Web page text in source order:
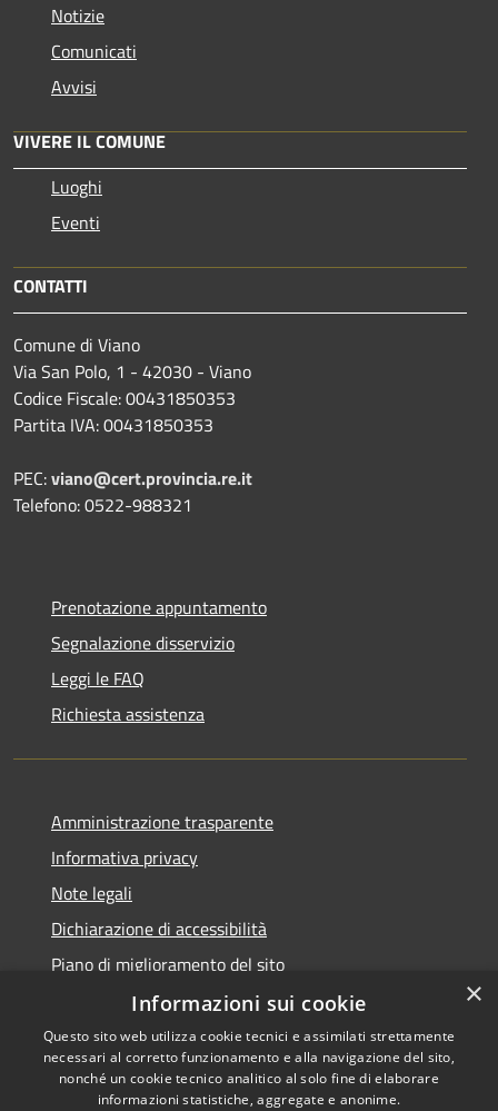
Notizie
Comunicati
Avvisi
VIVERE IL COMUNE
Luoghi
Eventi
CONTATTI
Comune di Viano
Via San Polo, 1 - 42030 - Viano
Codice Fiscale: 00431850353
Partita IVA: 00431850353
PEC:viano@cert.provincia.re.it
Telefono: 0522-988321
Prenotazione appuntamento
Segnalazione disservizio
Leggi le FAQ
Richiesta assistenza
Amministrazione trasparente
Informativa privacy
Note legali
Dichiarazione di accessibilità
Piano di miglioramento del sito
Accessibilità
Copyright © 2026 • Comune di
Viano • Powered by
×
Informazioni sui cookie
Questo sito web utilizza cookie tecnici e assimilati strettamente
necessari al corretto funzionamento e alla navigazione del sito,
nonché un cookie tecnico analitico al solo fine di elaborare
informazioni statistiche, aggregate e anonime.